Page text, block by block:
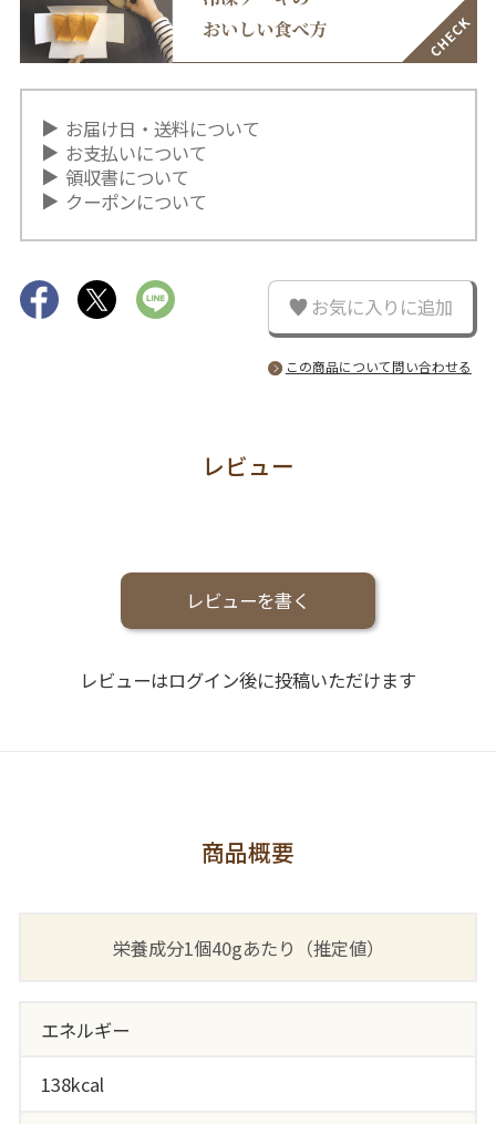
お届け日・送料について
お支払いについて
領収書について
クーポンについて
お気に入りに追加
この商品について問い合わせる
レビュー
レビューを書く
レビューはログイン後に投稿いただけます
商品概要
栄養成分1個40gあたり（推定値）
エネルギー
138kcal